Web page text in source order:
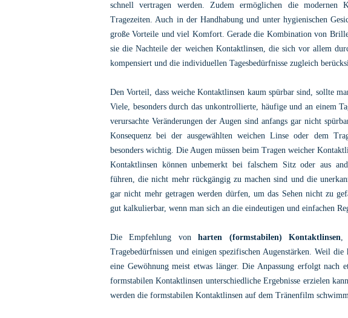
schnell vertragen werden. Zudem ermöglichen die modernen
Tragezeiten. Auch in der Handhabung und unter hygienischen
große Vorteile und viel Komfort. Gerade die Kombination von
sie die Nachteile der weichen Kontaktlinsen, die sich vor allem
kompensiert und die individuellen Tagesbedürfnisse zugleich
Den Vorteil, dass weiche Kontaktlinsen kaum spürbar sind, sollte
Viele, besonders durch das unkontrollierte, häufige und an einem
verursachte Veränderungen der Augen sind anfangs gar nicht
Konsequenz bei der ausgewählten weichen Linse oder dem
besonders wichtig. Die Augen müssen beim Tragen weicher
Kontaktlinsen können unbemerkt bei falschem Sitz oder aus
führen, die nicht mehr rückgängig zu machen sind und die
gar nicht mehr getragen werden dürfen, um das Sehen nicht zu
gut kalkulierbar, wenn man sich an die eindeutigen und einfachen
Die Empfehlung vonharten (formstabilen) Kontaktlinsen,
Tragebedürfnissen und einigen spezifischen Augenstärken.Weil die
eine Gewöhnung meist etwas länger.Die Anpassung erfolgt nach
formstabilen Kontaktlinsen unterschiedliche Ergebnisse erzielen
werden die formstabilen Kontaktlinsen auf dem Tränenfilm